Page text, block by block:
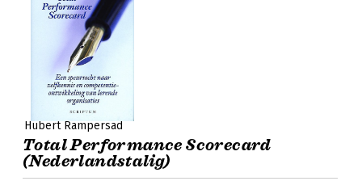
Hubert Rampersad
Total Performance Scorecard
(Nederlandstalig)